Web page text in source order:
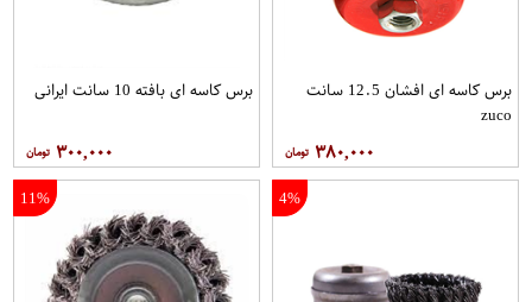
برس کاسه ای افشان 12.5 سانت
zuco
۳۸۰,۰۰۰
برس کاسه ای بافته 10 سانت ایرانی
۳۰۰,۰۰۰
4%
11%